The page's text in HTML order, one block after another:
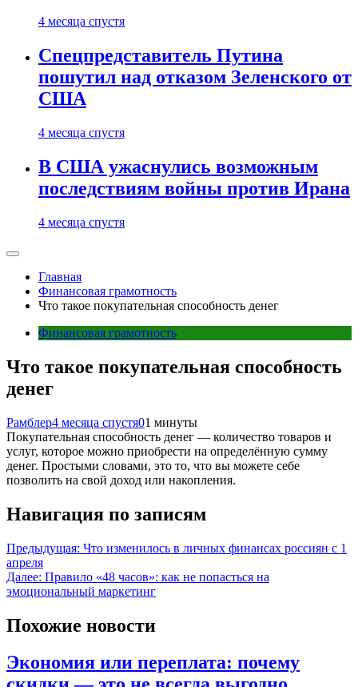
4 месяца спустя
Спецпредставитель Путина
пошутил над отказом Зеленского от
США
4 месяца спустя
В США ужаснулись возможным
последствиям войны против Ирана
4 месяца спустя
Главная
Финансовая грамотность
Что такое покупательная способность денег
Финансовая грамотность
Что такое покупательная способность
денег
Рамблер4 месяца спустя01 минуты
Покупательная способность денег — количество товаров и
услуг, которое можно приобрести на определённую сумму
денег. Простыми словами, это то, что вы можете себе
позволить на свой доход или накопления.
Навигация по записям
Предыдущая: Что изменилось в личных финансах россиян с 1
апреля
Далее: Правило «48 часов»: как не попасться на
эмоциональный маркетинг
Похожие новости
Экономия или переплата: почему